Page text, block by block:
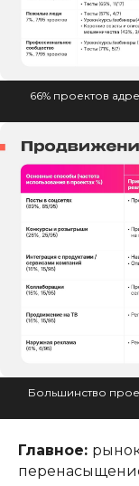
66% проектов
Большинство
Главное: